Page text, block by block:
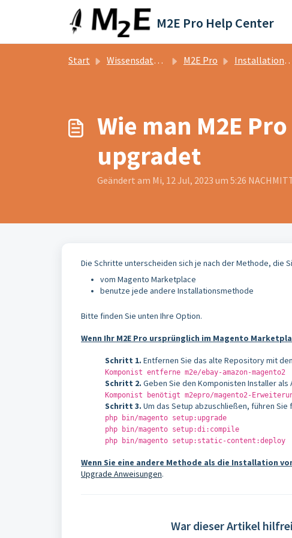
Zum hauptsächlichen Inhalt gehen
M2E Pro Help Center
Start Wissensdatenbank M2E Pro Installation/Upgrade
Wie man M2E
upgradet
Geändert am Mi, 12 Jul, 2023 um 5:26
Die Schritte unterscheiden sich je nach der Methode, die
vom Magento Marketplace
benutze jede andere Installationsmethode
Bitte finden Sie unten Ihre Option.
Wenn Ihr M2E Pro ursprünglich im Magento
Schritt 1. Entfernen Sie das alte Repository mit
Komponist entferne m2e/ebay-amazon-magento2
Schritt 2. Geben Sie den Komponisten Installer
Komponist benötigt m2epro/magento2-
Schritt 3. Um das Setup abzuschließen, führen Sie
php bin/magento setup:upgrade
php bin/magento setup:di:compile
php bin/magento setup:static-content:deploy
Wenn Sie eine andere Methode als die Installation
Upgrade Anweisungen.
War dieser Artikel